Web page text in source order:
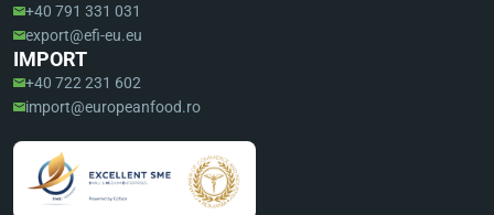
+40 791 331 031
export@efi-eu.eu
IMPORT
+40 722 231 602
import@europeanfood.ro